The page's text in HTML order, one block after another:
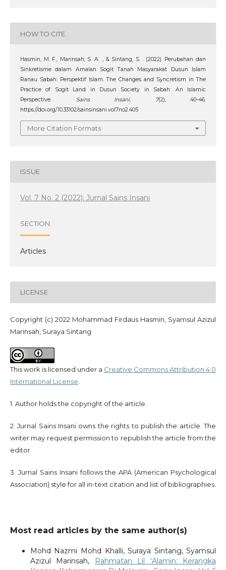
HOW TO CITE
Hasmin, M. F., Marinsah, S. A. ., & Sintang, S. . (2022). Perubahan dan
Sinkretisme dalam Amalan Sogit Tanah Masyarakat Dusun Islam
Ranau Sabah: Perspektif Islam: The Changes and Syncretism in The
Practice of Sogit Land in Dusun Society in Sabah: An Islamic
Perspective.
Sains Insani, 7(2), 40–46.
https://doi.org/10.33102/sainsinsani.vol7no2.405
More Citation Formats
ISSUE
Vol. 7 No. 2 (2022): Jurnal Sains Insani
SECTION
Articles
LICENSE
Copyright (c) 2022 Mohammad Firdaus Hasmin, Syamsul Azizul
Marinsah, Suraya Sintang
This work is licensed under a Creative Commons Attribution 4.0
International License
1. Author holds the copyright of the article.
2. Jurnal Sains Insani owns the rights to publish the article. The
writer may request permission to republish the article from the
editor.
3. Jurnal Sains Insani follows the APA (American Psychological
Association) style for all in-text citation and list of bibliographies.
Most read articles by the same author(s)
Mohd Nazmi Mohd Khalli, Suraya Sintang, Syamsul
Azizul Marinsah,
Rahmatan Lil ‘Alamin: Kerangka